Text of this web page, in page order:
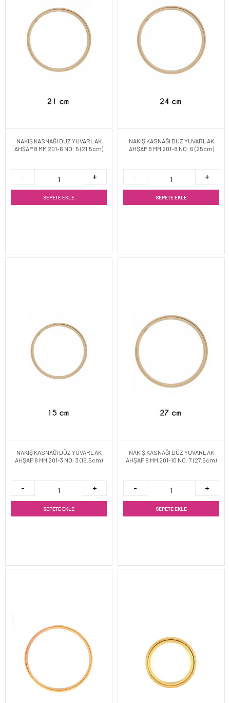
NAKIŞ KASNAĞI DÜZ YUVARLAK
AHŞAP 8 MM 201-6 NO: 5 (21.5cm)
SEPETE EKLE
NAKIŞ KASNAĞI DÜZ YUVARLAK
AHŞAP 8 MM 201-8 NO: 6 (25cm)
SEPETE EKLE
NAKIŞ KASNAĞI DÜZ YUVARLAK
AHŞAP 8 MM 201-3 NO: 3 (15.5cm)
SEPETE EKLE
NAKIŞ KASNAĞI DÜZ YUVARLAK
AHŞAP 8 MM 201-10 NO: 7 (27.5cm)
SEPETE EKLE